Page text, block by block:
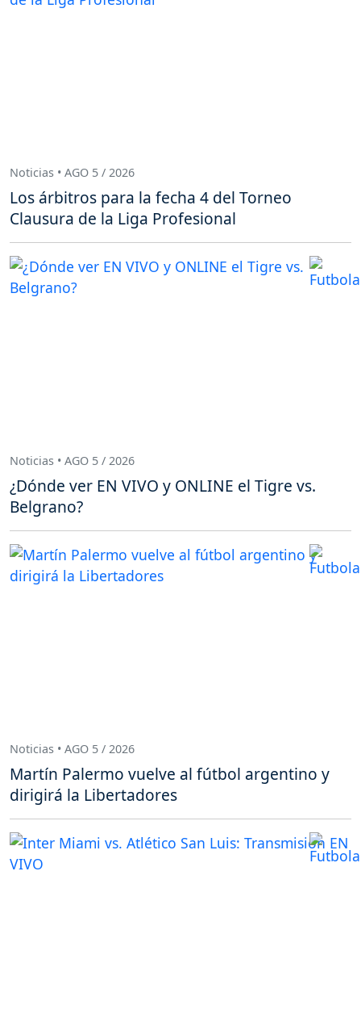
Noticias • AGO 5 / 2026
Los árbitros para la fecha 4 del Torneo
Clausura de la Liga Profesional
Noticias • AGO 5 / 2026
¿Dónde ver EN VIVO y ONLINE el Tigre vs.
Belgrano?
Noticias • AGO 5 / 2026
Martín Palermo vuelve al fútbol argentino y
dirigirá la Libertadores